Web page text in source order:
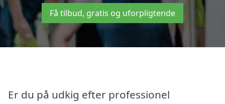
Få tilbud, gratis og uforpligtende
Er du på udkig efter professionel